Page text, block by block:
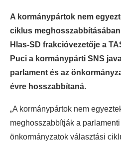
A kormánypártok nem
ciklus
Hlas-SD frakcióvezetője a
Puci a kormánypárti SNS
parlament és az
évre hosszabbítaná.
„A kormánypártok nem
meghosszabbítják a
önkormányzatok választási